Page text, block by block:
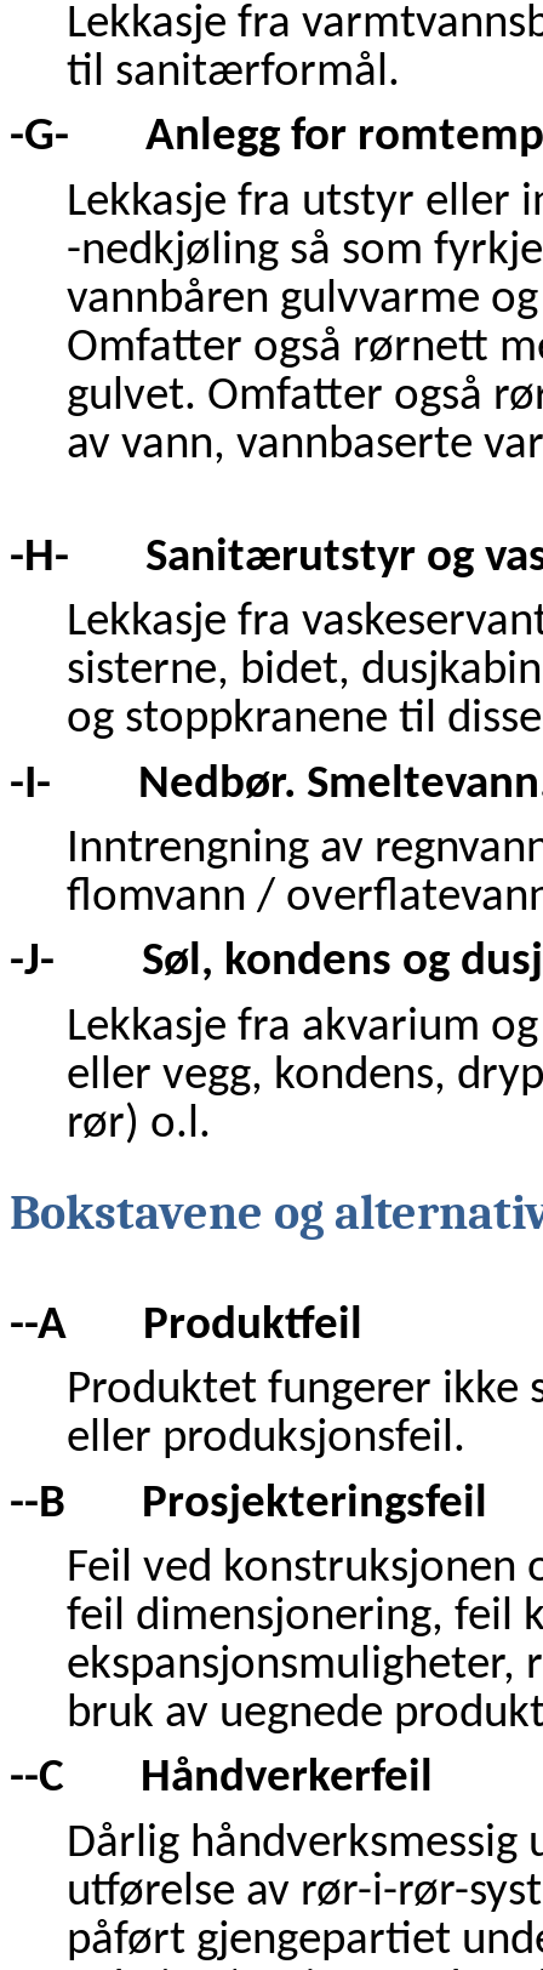
Lekkasje fra
til sanitærformål.
-G- Anlegg for
Lekkasje fra utstyr eller
-nedkjøling så som
vannbåren gulvvarme
Omfatter også rørnett
gulvet. Omfatter også
av vann, vannbaserte
-H- Sanitærutstyr og
Lekkasje fra
sisterne, bidet,
og stoppkranene til
-I- Nedbør. Smeltevann.
Inntrengning av
flomvann /
-J- Søl, kondens og
Lekkasje fra akvarium
eller vegg, kondens,
rør) o.l.
Bokstavene og
--A Produktfeil
Produktet fungerer ikke
eller produksjonsfeil.
--B Prosjekteringsfeil
Feil ved konstruksjonen
feil dimensjonering, feil
ekspansjonsmuligheter,
bruk av uegnede
--C Håndverkerfeil
Dårlig håndverksmessig
utførelse av rør-i-rør-
påført gjengepartiet